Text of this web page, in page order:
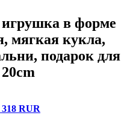
в форме
мягкая кукла,
подарок для
RUR